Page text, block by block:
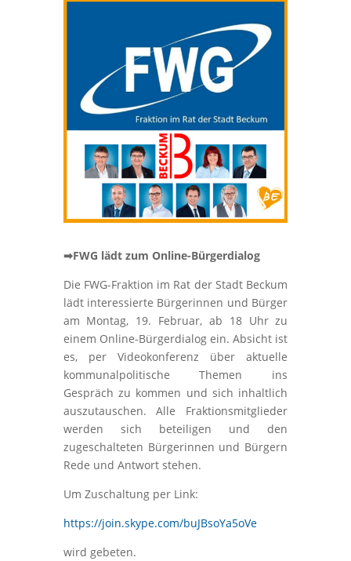
➡FWG lädt zum Online-Bürgerdialog
Die FWG-Fraktion im Rat der Stadt Beckum
lädt interessierte Bürgerinnen und Bürger
am Montag, 19. Februar, ab 18 Uhr zu
einem Online-Bürgerdialog ein. Absicht ist
es, per Videokonferenz über aktuelle
kommunalpolitische Themen ins
Gespräch zu kommen und sich inhaltlich
auszutauschen. Alle Fraktionsmitglieder
werden sich beteiligen und den
zugeschalteten Bürgerinnen und Bürgern
Rede und Antwort stehen.
Um Zuschaltung per Link:
https://join.skype.com/buJBsoYa5oVe
wird gebeten.